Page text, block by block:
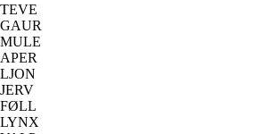
TEVE
GAUR
MULE
APER
LJON
JERV
FØLL
LYNX